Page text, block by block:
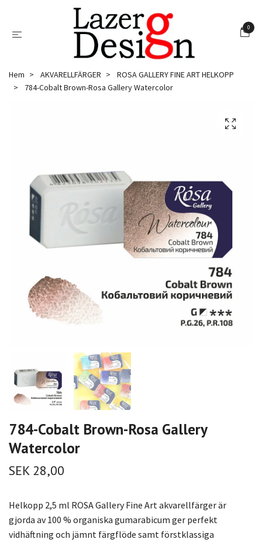
0
Hem AKVARELLFÄRGER
ROSA GALLERY FINE ART HELKOPP
784-Cobalt Brown-Rosa Gallery Watercolor
784-Cobalt Brown-Rosa Gallery
Watercolor
SEK 28,00
Helkopp 2,5 ml ROSA Gallery Fine Art akvarellfärger är
gjorda av 100 % organiska gumarabicum ger perfekt
vidhäftning och jämnt färgflöde samt förstklassiga